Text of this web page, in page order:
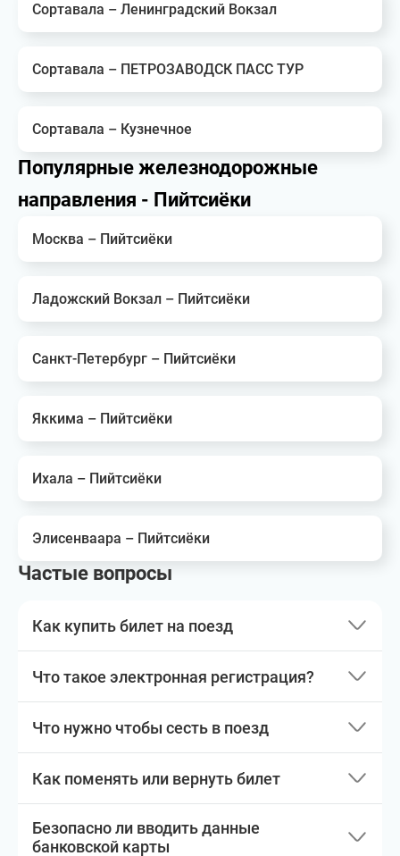
Сортавала – Ленинградский Вокзал
Сортавала – ПЕТРОЗАВОДСК ПАСС ТУР
Сортавала – Кузнечное
Популярные железнодорожные
направления - Пийтсиёки
Москва – Пийтсиёки
Ладожский Вокзал – Пийтсиёки
Санкт-Петербург – Пийтсиёки
Яккима – Пийтсиёки
Ихала – Пийтсиёки
Элисенваара – Пийтсиёки
Частые вопросы
Как купить билет на поезд
Что такое электронная регистрация?
Что нужно чтобы сесть в поезд
Как поменять или вернуть билет
Безопасно ли вводить данные
банковской карты